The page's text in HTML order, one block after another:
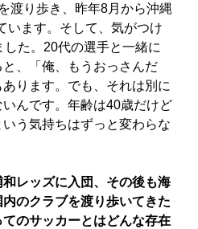
渡り歩き、昨年8月から沖縄
います。そして、気がつけ
た。20代の選手と一緒に
、「俺、もうおっさんだ
ります。でも、それは別に
んです。年齢は40歳だけど
う気持ちはずっと変わらな
レッズに入団、その後も海
のクラブを渡り歩いてきた
のサッカーとはどんな存在